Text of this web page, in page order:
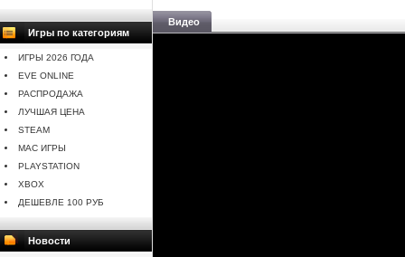
Игры по категориям
ИГРЫ 2026 ГОДА
EVE ONLINE
РАСПРОДАЖА
ЛУЧШАЯ ЦЕНА
STEAM
MAC ИГРЫ
PLAYSTATION
XBOX
ДЕШЕВЛЕ 100 РУБ
Новости
Видео